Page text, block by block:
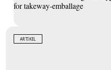
for takeway-emballage
ARTIKEL